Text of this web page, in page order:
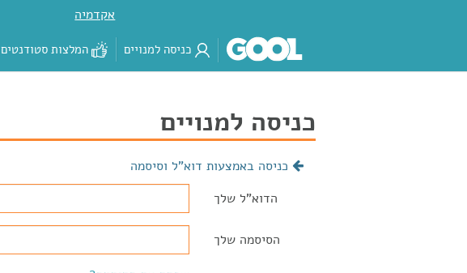
אקדמיה
כניסה למנויים המלצות סטודנטים
כניסה למנויים
כניסה באמצעות דוא"ל וסיסמה
הדוא"ל שלך
הסיסמה שלך